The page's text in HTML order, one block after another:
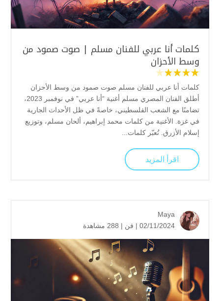
كلمات أنا عربي للفنان مسلم | صوت صمود من
وسط الأحزان
كلمات أنا عربي للفنان مسلم صوت صمود من وسط الأحزان
أطلق الفنان المصري مسلم أغنية “أنا عربي” في نوفمبر 2023،
تضامنًا مع الشعب الفلسطيني، خاصةً في ظل الأحداث الجارية
في غزة. الأغنية من كلمات محمد إبراهيم، ألحان مسلم، وتوزيع
إسلام الأزرق. تُعبّر كلمات...
اقرأ المزيد
Maya
02/11/2024 |
فن | 288 مشاهدة